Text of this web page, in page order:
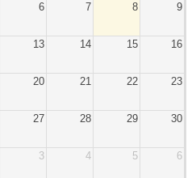
6 7 8 9
13 14 15 16
20 21 22 23
27 28 29 30
3 4 5 6